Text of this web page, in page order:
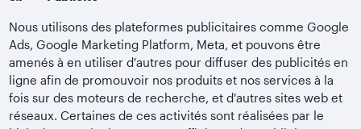
Nous utilisons des plateformes publicitaires comme Google
Ads, Google Marketing Platform, Meta, et pouvons être
amenés à en utiliser d'autres pour diffuser des publicités en
ligne afin de promouvoir nos produits et nos services à la
fois sur des moteurs de recherche, et d'autres sites web et
réseaux. Certaines de ces activités sont réalisées par le